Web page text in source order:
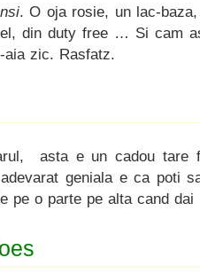
. O oja rosie, un lac-
din duty free … Si cam
aia zic. Rasfatz.
asta e un cadou tare
geniala e ca poti
pe o parte pe alta cand dai